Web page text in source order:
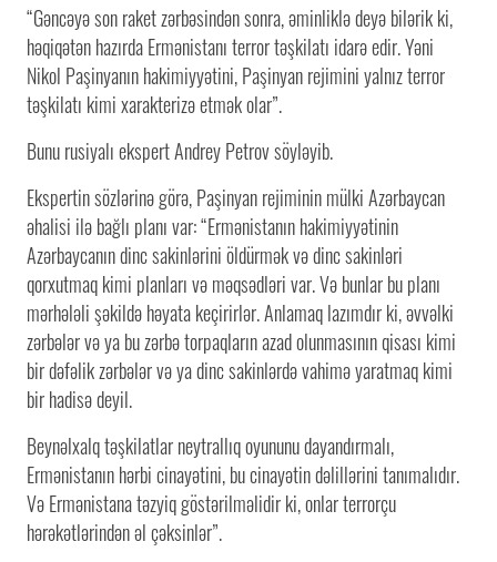
“Gəncəyə son raket zərbəsindən sonra, əminliklə deyə bilərik ki,
həqiqətən hazırda Ermənistanı terror təşkilatı idarə edir. Yəni
Nikol Paşinyanın hakimiyyətini, Paşinyan rejimini yalnız terror
təşkilatı kimi xarakterizə etmək olar”.
Bunu rusiyalı ekspert Andrey Petrov söyləyib.
Ekspertin sözlərinə görə, Paşinyan rejiminin mülki Azərbaycan
əhalisi ilə bağlı planı var: “Ermənistanın hakimiyyətinin
Azərbaycanın dinc sakinlərini öldürmək və dinc sakinləri
qorxutmaq kimi planları və məqsədləri var. Və bunlar bu planı
mərhələli şəkildə həyata keçirirlər. Anlamaq lazımdır ki, əvvəlki
zərbələr və ya bu zərbə torpaqların azad olunmasının qisası kimi
bir dəfəlik zərbələr və ya dinc sakinlərdə vahimə yaratmaq kimi
bir hadisə deyil.
Beynəlxalq təşkilatlar neytrallıq oyununu dayandırmalı,
Ermənistanın hərbi cinayətini, bu cinayətin dəlillərini tanımalıdır.
Və Ermənistana təzyiq göstərilməlidir ki, onlar terrorçu
hərəkətlərindən əl çəksinlər”.